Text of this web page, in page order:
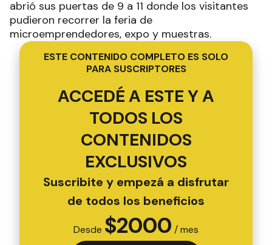
abrió sus puertas de 9 a 11 donde los visitantes
pudieron recorrer la feria de
microemprendedores, expo y muestras.
ESTE CONTENIDO COMPLETO ES SOLO
PARA SUSCRIPTORES
ACCEDÉ A ESTE Y A
TODOS LOS
CONTENIDOS
EXCLUSIVOS
Suscribite y empezá a disfrutar
de todos los beneficios
Desde $2000 / mes